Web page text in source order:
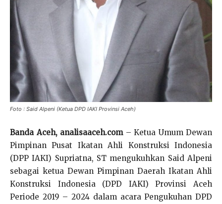
Foto : Said Alpeni (Ketua DPD IAKI Provinsi Aceh)
Banda Aceh, analisaaceh.com– Ketua Umum Dewan
Pimpinan Pusat Ikatan Ahli Konstruksi Indonesia
(DPP IAKI) Supriatna, ST mengukuhkan Said Alpeni
sebagai ketua Dewan Pimpinan Daerah Ikatan Ahli
Konstruksi Indonesia (DPD IAKI) Provinsi Aceh
Periode 2019 – 2024 dalam acara Pengukuhan DPD